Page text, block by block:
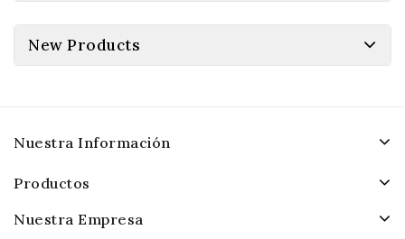
New Products
Nuestra Información
Productos
Nuestra Empresa